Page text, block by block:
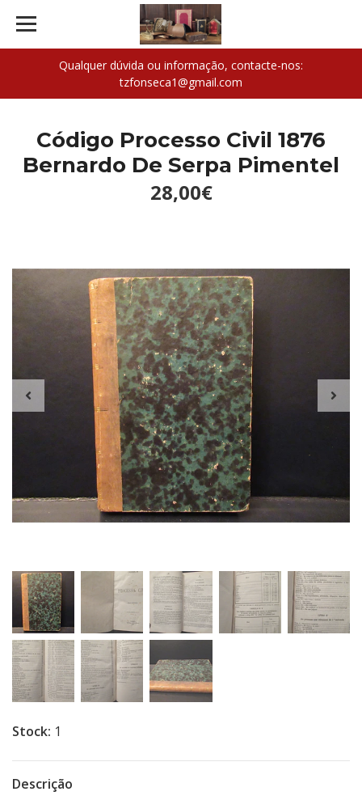
Qualquer dúvida ou informação, contacte-nos:
tzfonseca1@gmail.com
Código Processo Civil 1876
Bernardo De Serpa Pimentel
28,00€
Stock: 1
Descrição